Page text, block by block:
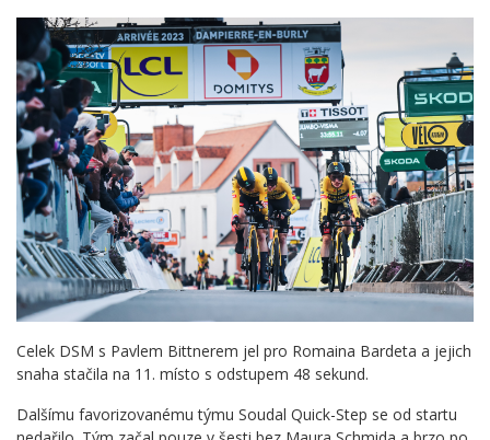
Celek DSM s Pavlem Bittnerem jel pro Romaina Bardeta a jejich
snaha stačila na 11. místo s odstupem 48 sekund.
Dalšímu favorizovanému týmu Soudal Quick-Step se od startu